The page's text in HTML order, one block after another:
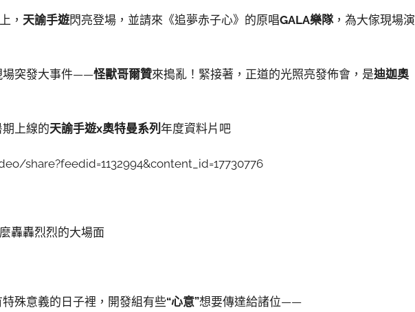
上， 天諭手遊閃亮登場，並請來《追夢赤子心》的原唱GALA樂隊，為大傢現場演
場突發大事件——怪獸哥爾贊來搗亂！緊接著，正道的光照亮發佈會，是迪迦奧
上線的天諭手遊x奧特曼系列 年度資料片吧
share?feedid=1132994&content_id=17730776
轟轟烈烈的大場面
殊意義的日子裡，開發組有些“心意”想要傳達給諸位——